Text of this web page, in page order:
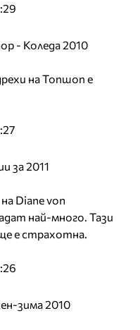
- Коледа 2010
на Топшоп е
за 2011
Diane von
най-много. Тази
е страхотна.
зима 2010